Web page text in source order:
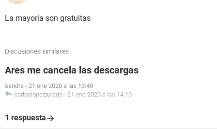
La mayoria son gratuitas
Discusiones similares
Ares me cancela las descargas
sandra - 21 ene 2020 a las 13:40
carloslopezjurado - 21 ene 2020 a las 14:10
1 respuesta